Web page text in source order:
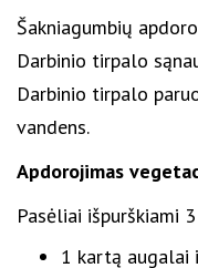
Šakniagumbių
Darbinio tirpalo
Darbinio tirpalo
vandens.
Apdorojimas
Pasėliai išpurškiami
1 kartą augalai